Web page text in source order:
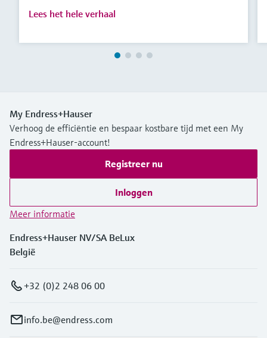
Lees het hele verhaal
My Endress+Hauser
Verhoog de efficiëntie en bespaar kostbare tijd met een My
Endress+Hauser-account!
Registreer nu
Inloggen
Meer informatie
Endress+Hauser NV/SA BeLux
België
+32 (0)2 248 06 00
info.be@endress.com